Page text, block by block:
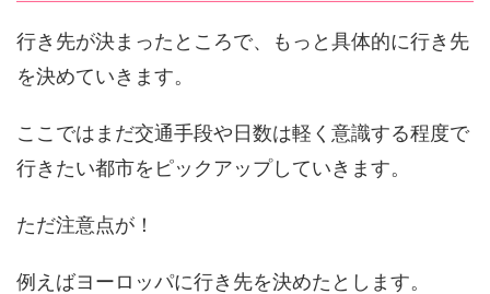
行き先が決まったところで、もっと具体的に行き先
を決めていきます。
ここではまだ交通手段や日数は軽く意識する程度で
行きたい都市をピックアップしていきます。
ただ注意点が！
例えばヨーロッパに行き先を決めたとします。